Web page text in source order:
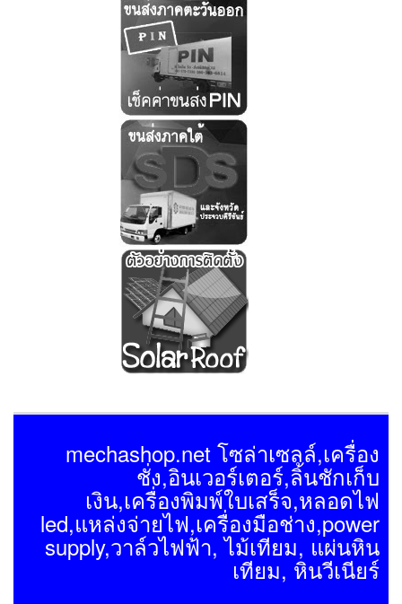
mechashop.net โซล่าเซลล์,เครื่อง
ชั่ง,อินเวอร์เตอร์,ลิ้นชักเก็บ
เงิน,เครื่องพิมพ์ใบเสร็จ,หลอดไฟ
led,แหล่งจ่ายไฟ,เครื่องมือช่าง,power
supply,วาล์วไฟฟ้า, ไม้เทียม, แผ่นหิน
เทียม, หินวีเนียร์